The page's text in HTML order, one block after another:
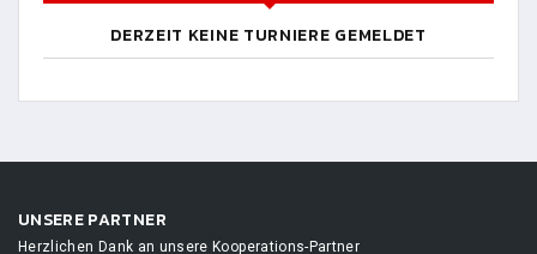
DERZEIT KEINE TURNIERE GEMELDET
UNSERE PARTNER
Herzlichen Dank an unsere Kooperations-Partner